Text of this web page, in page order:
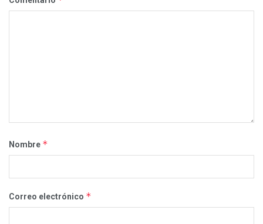
Nombre *
Correo electrónico *